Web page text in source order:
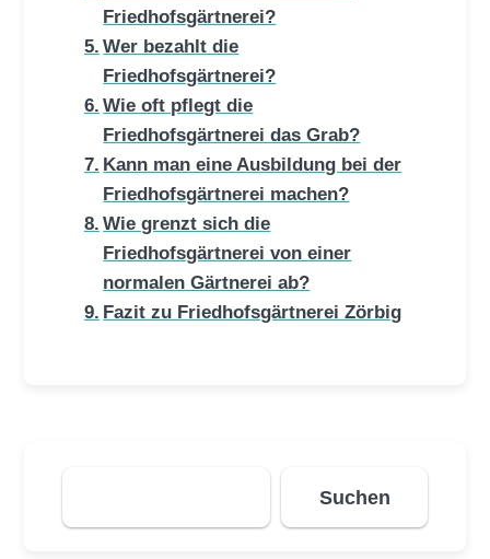
Friedhofsgärtnerei?
Wer bezahlt die
Friedhofsgärtnerei?
Wie oft pflegt die
Friedhofsgärtnerei das Grab?
Kann man eine Ausbildung bei der
Friedhofsgärtnerei machen?
Wie grenzt sich die
Friedhofsgärtnerei von einer
normalen Gärtnerei ab?
Fazit zu Friedhofsgärtnerei Zörbig
Suchen
Suchen